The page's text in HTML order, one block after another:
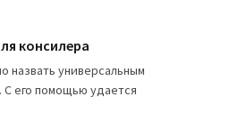
консилера
назвать универсальным
его помощью удается